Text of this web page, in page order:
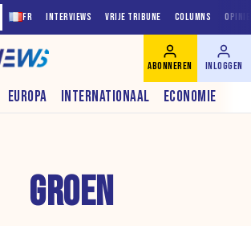
FR INTERVIEWS VRIJE TRIBUNE COLUMNS
EUROPA INTERNATIONAAL ECONOMIE
ABONNEREN INLOGGEN
GROEN